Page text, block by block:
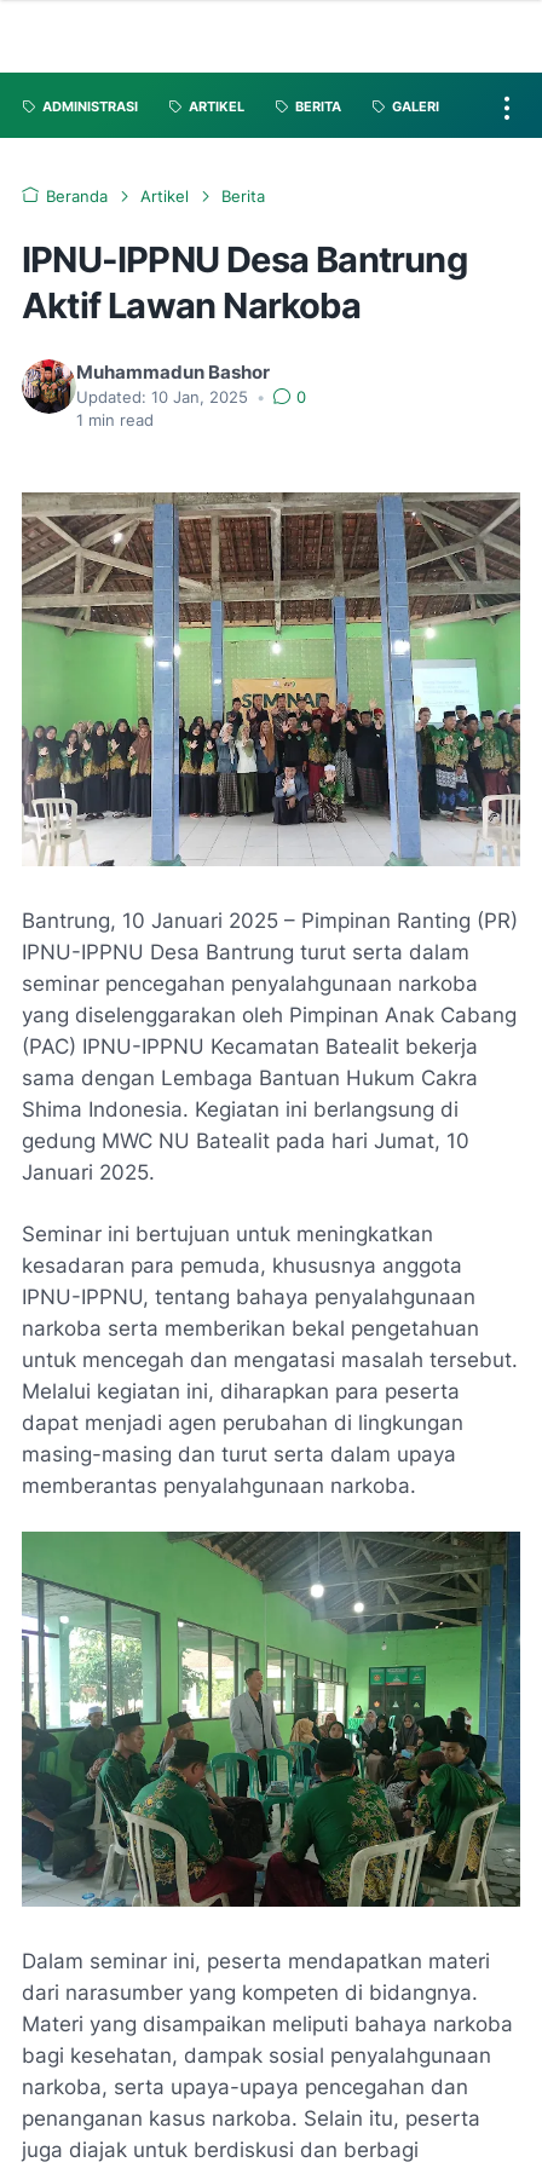
ADMINISTRASI ARTIKEL BERITA GALERI
Beranda Artikel Berita
IPNU-IPPNU Desa Bantrung
Aktif Lawan Narkoba
Muhammadun Bashor
Updated: 10 Jan, 2025 •
0
1 min read
Bantrung, 10 Januari 2025 – Pimpinan Ranting (PR)
IPNU-IPPNU Desa Bantrung turut serta dalam
seminar pencegahan penyalahgunaan narkoba
yang diselenggarakan oleh Pimpinan Anak Cabang
(PAC) IPNU-IPPNU Kecamatan Batealit bekerja
sama dengan Lembaga Bantuan Hukum Cakra
Shima Indonesia. Kegiatan ini berlangsung di
gedung MWC NU Batealit pada hari Jumat, 10
Januari 2025.
Seminar ini bertujuan untuk meningkatkan
kesadaran para pemuda, khususnya anggota
IPNU-IPPNU, tentang bahaya penyalahgunaan
narkoba serta memberikan bekal pengetahuan
untuk mencegah dan mengatasi masalah tersebut.
Melalui kegiatan ini, diharapkan para peserta
dapat menjadi agen perubahan di lingkungan
masing-masing dan turut serta dalam upaya
memberantas penyalahgunaan narkoba.
Dalam seminar ini, peserta mendapatkan materi
dari narasumber yang kompeten di bidangnya.
Materi yang disampaikan meliputi bahaya narkoba
bagi kesehatan, dampak sosial penyalahgunaan
narkoba, serta upaya-upaya pencegahan dan
penanganan kasus narkoba. Selain itu, peserta
juga diajak untuk berdiskusi dan berbagi